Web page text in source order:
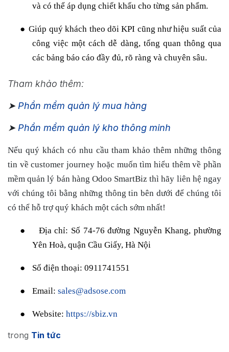
và có thể áp dụng chiết khấu cho từng sản phẩm.
● Giúp quý khách theo dõi KPI cũng như hiệu suất của
công việc một cách dễ dàng, tổng quan thông qua
các bảng báo cáo đầy đủ, rõ ràng và chuyên sâu.
Tham khảo thêm:
➤ Phần mềm quản lý mua hàng
➤ Phần mềm quản lý kho thông minh
Nếu quý khách có nhu cầu tham khảo thêm những thông
tin về customer journey hoặc muốn tìm hiểu thêm về phần
mềm quản lý bán hàng Odoo SmartBiz thì hãy liên hệ ngay
với chúng tôi bằng những thông tin bên dưới để chúng tôi
có thể hỗ trợ quý khách một cách sớm nhất!
●
Địa chỉ: Số 74-76 đường Nguyễn Khang, phường
Yên Hoà, quận Cầu Giấy, Hà Nội
● Số điện thoại: 0911741551
● Email: sales@adsose.com
● Website: https://sbiz.vn
trong Tin tức